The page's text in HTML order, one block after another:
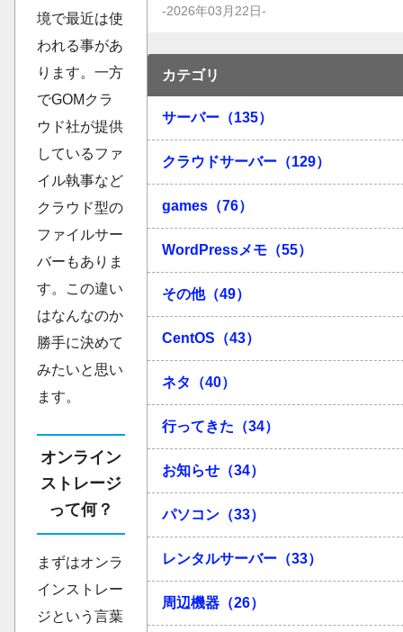
境で最近は使
われる事があ
ります。一方
でGOMクラ
ウド社が提供
しているファ
イル執事など
クラウド型の
ファイルサー
バーもありま
す。この違い
はなんなのか
勝手に決めて
みたいと思い
ます。
オンライン
ストレージ
って何？
まずはオンラ
インストレー
ジという言葉
-2026年03月22日-
カテゴリ
サーバー（135）
クラウドサーバー（129）
games（76）
WordPressメモ（55）
その他（49）
CentOS（43）
ネタ（40）
行ってきた（34）
お知らせ（34）
パソコン（33）
レンタルサーバー（33）
周辺機器（26）